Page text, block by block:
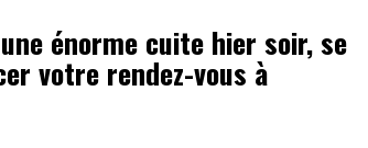
énorme cuite hier soir, se
votre rendez-vous à